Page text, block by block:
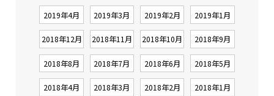
2019年4月 2019年3月 2019年2月 2019年1月
2018年12月 2018年11月 2018年10月 2018年9月
2018年8月 2018年7月 2018年6月 2018年5月
2018年4月 2018年3月 2018年2月 2018年1月